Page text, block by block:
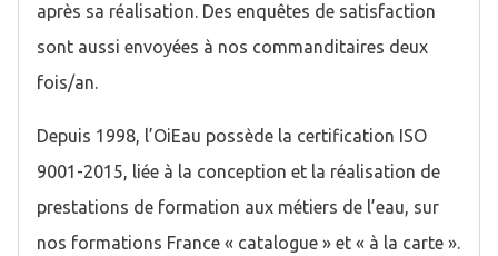
après sa réalisation. Des enquêtes de satisfaction
sont aussi envoyées à nos commanditaires deux
fois/an.
Depuis 1998, l’OiEau possède la certification ISO
9001-2015, liée à la conception et la réalisation de
prestations de formation aux métiers de l’eau, sur
nos formations France « catalogue » et « à la carte ».